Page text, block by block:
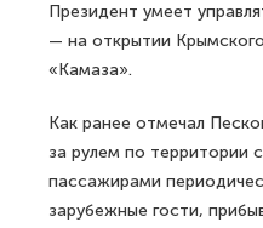
Президент умеет
— на открытии
«Камаза».
Как ранее отмечал
за рулем по территории
пассажирами
зарубежные гости,